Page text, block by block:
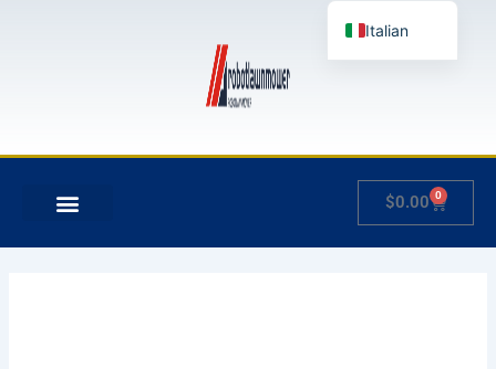
$0.00 0
Carrello
Italian
Japanese
Spanish
Hungarian